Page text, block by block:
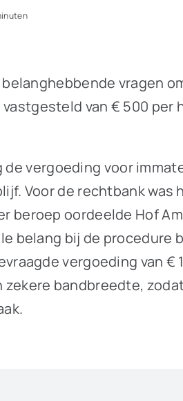
vragen
van € 500 per
vergoeding voor
Voor de rechtbank
beroep oordeelde Hof
belang bij de procedure
vergoeding van €
bandbreedte,